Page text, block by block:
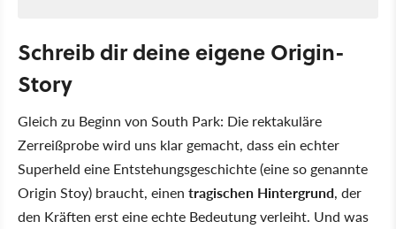
Schreib dir deine eigene Origin-
Story
Gleich zu Beginn von South Park: Die rektakuläre
Zerreißprobe wird uns klar gemacht, dass ein echter
Superheld eine Entstehungsgeschichte (eine so genannte
Origin Stoy) braucht, einen tragischen Hintergrund, der
den Kräften erst eine echte Bedeutung verleiht. Und was